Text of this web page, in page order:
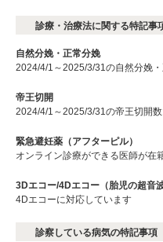
診療・治療法に関する特記事
自然分娩・正常分娩
2024/4/1～2025/3/31の自然分娩
帝王切開
2024/4/1～2025/3/31の帝王切開
緊急避妊薬（アフターピル）
オンライン診療ができる医師が在
3Dエコー/4Dエコー（胎児の超音波
4Dエコーに対応しています
診察している病気の特記事項